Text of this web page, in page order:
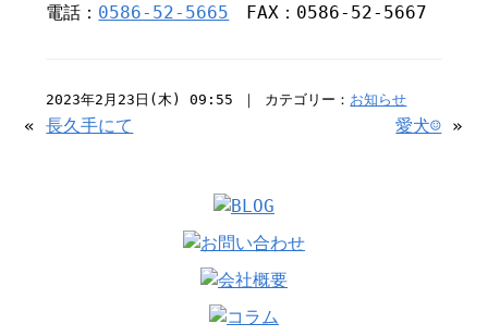
電話： 0586-52-5665 FAX：0586-52-5667
2023年2月23日(木) 09:55 ｜ カテゴリー： お知らせ
«長久手にて 愛犬☺️ »